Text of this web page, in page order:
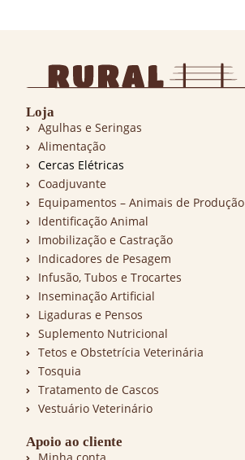
Loja
Agulhas e Seringas
Alimentação
Cercas Elétricas
Coadjuvante
Equipamentos – Animais de Produção
Identificação Animal
Imobilização e Castração
Indicadores de Pesagem
Infusão, Tubos e Trocartes
Inseminação Artificial
Ligaduras e Pensos
Suplemento Nutricional
Tetos e Obstetrícia Veterinária
Tosquia
Tratamento de Cascos
Vestuário Veterinário
Apoio ao cliente
Minha conta